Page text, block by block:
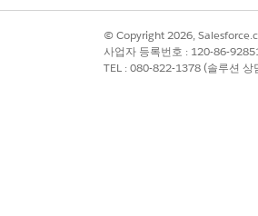
© Copyright 2026,
사업자 등록번호 : 120-86-
TEL : 080-822-1378 (솔루션